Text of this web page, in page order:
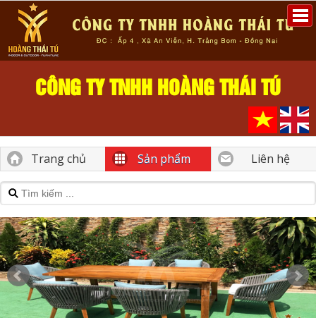
CÔNG TY TNHH HOÀNG THÁI TÚ
Trang chủ Sản phẩm Liên hệ